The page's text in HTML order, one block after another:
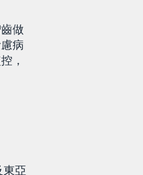
做
病
，
東亞